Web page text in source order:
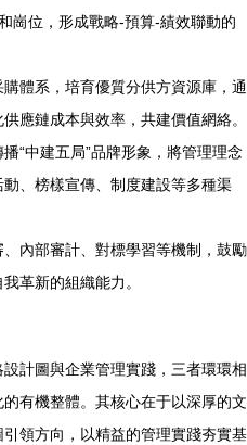
崗位，形成戰略-預算-績效聯動的
購體系，培育優質分供方資源庫，通
應鏈成本與效率，共建價值網絡。
播“中建五局”品牌形象，將管理理念
、榜樣宣傳、制度建設等多種渠
、內部審計、對標學習等機制，鼓勵
革新的組織能力。
計圖與企業管理實踐，三者環環相
有機整體。其核心在于以深厚的文
領方向，以精益的管理實踐夯實基